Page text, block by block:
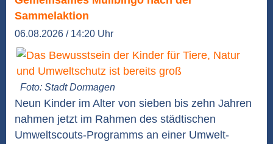
Sammelaktion
06.08.2026 / 14:20 Uhr
Foto: Stadt Dormagen
Neun Kinder im Alter von sieben bis zehn Jahren
nahmen jetzt im Rahmen des städtischen
Umweltscouts-Programms an einer Umwelt-